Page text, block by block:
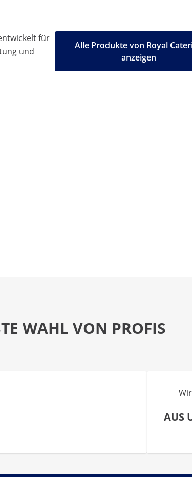
für
und
Alle Produkte von Royal
anzeigen
WAHL VON PROFIS
AUS